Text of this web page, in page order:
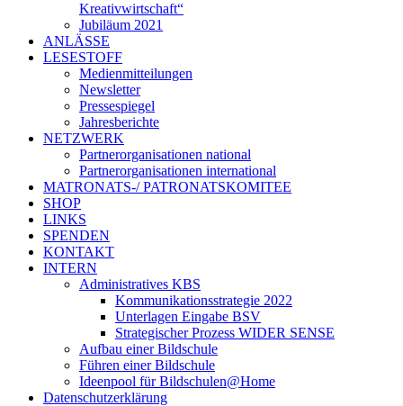
Kreativwirtschaft“
Jubiläum 2021
ANLÄSSE
LESESTOFF
Medienmitteilungen
Newsletter
Pressespiegel
Jahresberichte
NETZWERK
Partnerorganisationen national
Partnerorganisationen international
MATRONATS-/ PATRONATSKOMITEE
SHOP
LINKS
SPENDEN
KONTAKT
INTERN
Administratives KBS
Kommunikationsstrategie 2022
Unterlagen Eingabe BSV
Strategischer Prozess WIDER SENSE
Aufbau einer Bildschule
Führen einer Bildschule
Ideenpool für Bildschulen@Home
Datenschutzerklärung